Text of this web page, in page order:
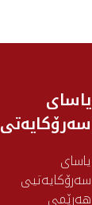
یاسای
سەرۆکایەتی
یاسای
سەرۆکایەتیی
هەرێمی